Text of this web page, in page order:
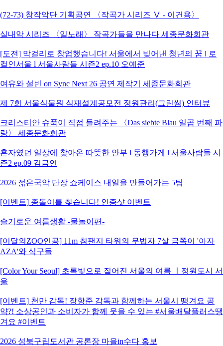
(72-73) 창작악단 기획공연 〈작곡가 시리즈 Ⅴ - 이건용〉
실내악 시리즈 〈일노래〉 작곡가들을 만나다 세종문화회관
[도전] 막걸리로 창업했습니다! 서울에서 빚어낸 청년의 꿈 l 로
컬인서울 l 서울사람들 시즌2 ep.10 오예준
여유와 설빈 on Sync Next 26 공연 제작기 세종문화회관
제 7회 서울식물원 식재설계공모전 정원관리(그린썸) 인터뷰
크리스티안 슈푹이 직접 들려주는 〈Das siebte Blau 일곱 번째 파
랑〉 세종문화회관
혼자였던 일상에 찾아온 따뜻한 안부 l 동행가게 l 서울사람들 시
즌2 ep.09 김금연
2026 젊은국악 단장 쇼케이스 내일을 만들어가는 5팀
[이벤트] 종돌이를 찾습니다! 인증샷 이벤트
슬기로운 여름생활 -물놀이편-
[이달의ZOO인공] 11m 침팬지 타워의 무법자 7살 금쪽이 '아자
AZA'와 식구들
[Color Your Seoul] 초록빛으로 짙어진 서울의 여름 ㅣ정원도시 서
울
[이벤트] 천만 감독! 장항준 감독과 함께하는 서울시 땡겨요 공
약?! 소상공인과 소비자가 함께 웃을 수 있는 #서울배달플러스땡
겨요 #이벤트
2026 성북구립도서관 공론장 마을in수다 홍보